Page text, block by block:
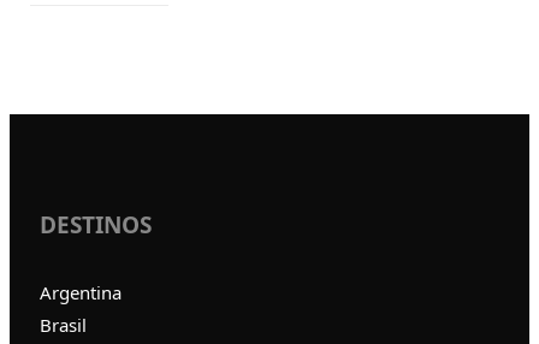
DESTINOS
Argentina
Brasil